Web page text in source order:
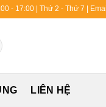
- 17:00 | Thứ 2 - Thứ 7 |
LIÊN HỆ